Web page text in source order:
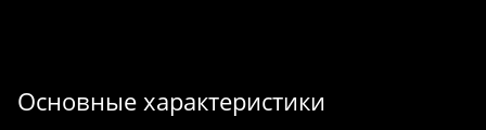
Основные характеристики